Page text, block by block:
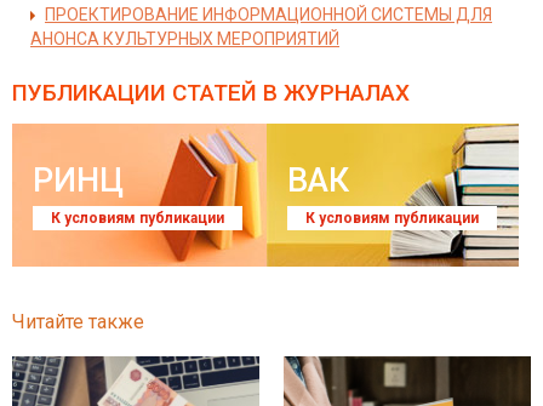
ПРОЕКТИРОВАНИЕ ИНФОРМАЦИОННОЙ СИСТЕМЫ ДЛЯ
АНОНСА КУЛЬТУРНЫХ МЕРОПРИЯТИЙ
ПУБЛИКАЦИИ СТАТЕЙ В ЖУРНАЛАХ
РИНЦ
К условиям публикации
ВАК
К условиям публикации
Читайте также